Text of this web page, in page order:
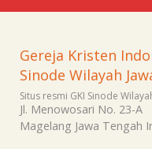
Gereja Kristen
Sinode Wilayah
Situs resmi GKI Sinode
Jl. Menowosari No. 23-A
Magelang Jawa Tengah